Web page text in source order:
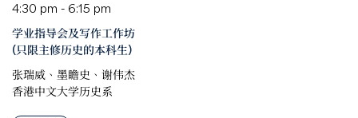
4:30 pm - 6:15 pm
学业指导会及写作工作坊
(只限主修历史的本科生)
张瑞威、墨瞻史、谢伟杰
香港中文大学历史系